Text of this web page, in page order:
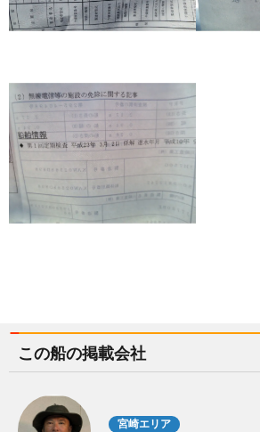
この船の掲載会社
宮崎エリア